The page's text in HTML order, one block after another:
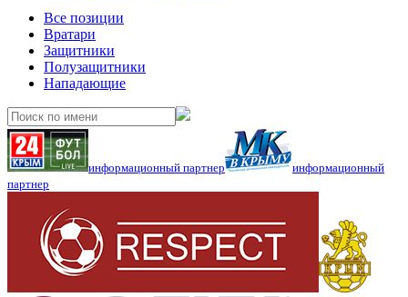
Все позиции
Вратари
Защитники
Полузащитники
Нападающие
информационный партнер
информационный
партнер